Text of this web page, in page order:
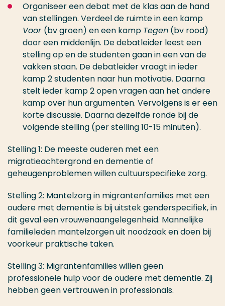
Organiseer een debat met de klas aan de hand
van stellingen. Verdeel de ruimte in een kamp
Voor (bv groen) en een kamp Tegen (bv rood)
door een middenlijn. De debatleider leest een
stelling op en de studenten gaan in een van de
vakken staan. De debatleider vraagt in ieder
kamp 2 studenten naar hun motivatie. Daarna
stelt ieder kamp 2 open vragen aan het andere
kamp over hun argumenten. Vervolgens is er een
korte discussie. Daarna dezelfde ronde bij de
volgende stelling (per stelling 10-15 minuten).
Stelling 1: De meeste ouderen met een
migratieachtergrond en dementie of
geheugenproblemen willen cultuurspecifieke zorg.
Stelling 2: Mantelzorg in migrantenfamilies met een
oudere met dementie is bij uitstek genderspecifiek, in
dit geval een vrouwenaangelegenheid. Mannelijke
familieleden mantelzorgen uit noodzaak en doen bij
voorkeur praktische taken.
Stelling 3: Migrantenfamilies willen geen
professionele hulp voor de oudere met dementie. Zij
hebben geen vertrouwen in professionals.